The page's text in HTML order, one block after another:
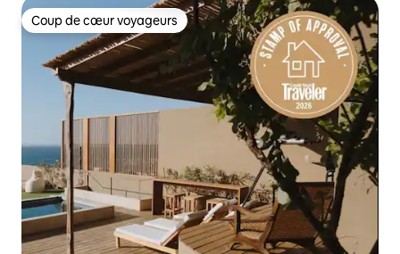
Coup de cœur voyageurs
Coup de cœur voyageurs